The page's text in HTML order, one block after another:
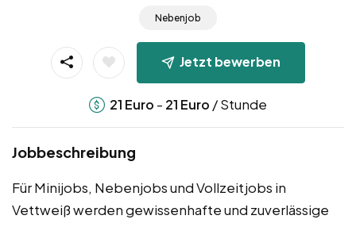
Nebenjob
Jetzt bewerben
21 Euro - 21 Euro / Stunde
Jobbeschreibung
Für Minijobs, Nebenjobs und Vollzeitjobs in
Vettweiß werden gewissenhafte und zuverlässige